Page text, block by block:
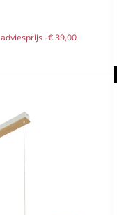
adviesprijs -€ 39,00